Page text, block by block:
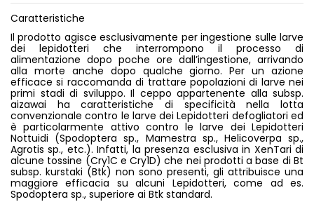
Caratteristiche
Il prodotto agisce esclusivamente per ingestione sulle larve
dei lepidotteri che interrompono il processo di
alimentazione dopo poche ore dall’ingestione, arrivando
alla morte anche dopo qualche giorno. Per un azione
efficace si raccomanda di trattare popolazioni di larve nei
primi stadi di sviluppo. Il ceppo appartenente alla subsp.
aizawai ha caratteristiche di specificità nella lotta
convenzionale contro le larve dei Lepidotteri defogliatori ed
è particolarmente attivo contro le larve dei Lepidotteri
Nottuidi (Spodoptera sp., Mamestra sp., Helicoverpa sp.,
Agrotis sp., etc.). Infatti, la presenza esclusiva in XenTari di
alcune tossine (Cry1C e Cry1D) che nei prodotti a base di Bt
subsp. kurstaki (Btk) non sono presenti, gli attribuisce una
maggiore efficacia su alcuni Lepidotteri, come ad es.
Spodoptera sp., superiore ai Btk standard.